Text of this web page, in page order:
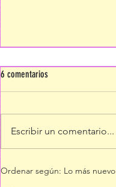
Celebrando de nuevo vuestro
reconocimiento
6 comentarios
Escribir un comentario...
Ordenar según: Lo más nuevo